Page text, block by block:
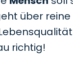
über
richtig!